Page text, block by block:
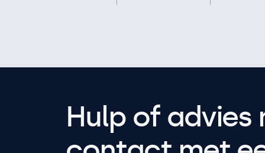
Hulp of advies